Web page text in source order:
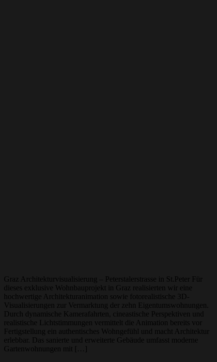
Graz Architekturvisualisierung – Peterstalerstrasse in St.Peter Für
dieses exklusive Wohnbauprojekt in Graz realisierten wir eine
hochwertige Architekturanimation sowie fotorealistische 3D-
Visualisierungen zur Vermarktung der zehn Eigentumswohnungen.
Durch dynamische Kamerafahrten, cineastische Perspektiven und
realistische Lichtstimmungen vermittelt die Animation bereits vor
Fertigstellung ein authentisches Wohngefühl und macht Architektur
erlebbar. Das sanierte und erweiterte Gebäude umfasst moderne
Gartenwohnungen mit […]